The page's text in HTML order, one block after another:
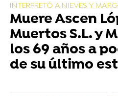
INTERPRETÓ A NIEVES Y
Muere Ascen
Muertos S.L. y
los 69 años a
de su último